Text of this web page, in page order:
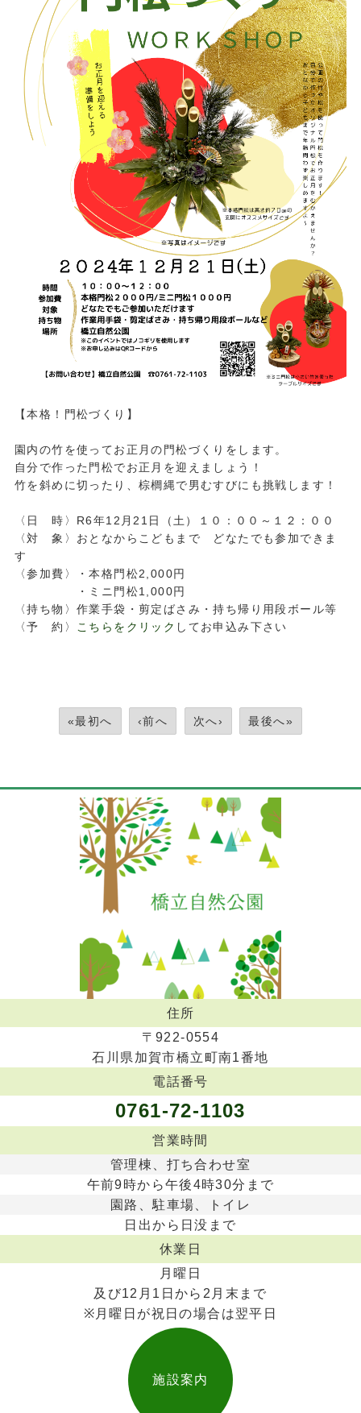
【本格！門松づくり】
園内の竹を使ってお正月の門松づくりをします。
自分で作った門松でお正月を迎えましょう！
竹を斜めに切ったり、棕櫚縄で男むすびにも挑戦します！
〈日 時〉R6年12月21日（土）１０：００～１２：００
〈対 象〉おとなからこどもまで どなたでも参加できま
す
〈参加費〉・本格門松2,000円
・ミニ門松1,000円
〈持ち物〉作業手袋・剪定ばさみ・持ち帰り用段ボール等
〈予 約〉 こちらをクリック してお申込み下さい
«最初へ ‹前へ 次へ› 最後へ»
住所
〒922-0554
石川県加賀市橋立町南1番地
電話番号
0761-72-1103
営業時間
管理棟、打ち合わせ室
午前9時から午後4時30分まで
園路、駐車場、トイレ
日出から日没まで
休業日
月曜日
及び12月1日から2月末まで
※月曜日が祝日の場合は翌平日
施設案内